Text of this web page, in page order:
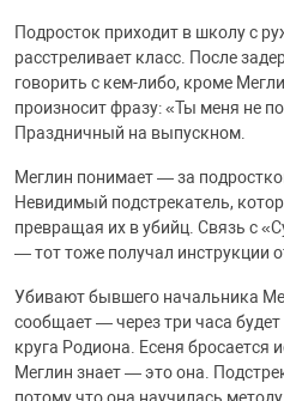
Подросток приходит в школу с
расстреливает класс. После
говорить с кем-либо, кроме
произносит фразу: «Ты меня не
Праздничный на выпускном.
Меглин понимает — за
Невидимый подстрекатель,
превращая их в убийц. Связь с
— тот тоже получал инструкции
Убивают бывшего начальника
сообщает — через три часа
круга Родиона. Есеня бросается
Меглин знает — это она.
потому что она научилась методу.